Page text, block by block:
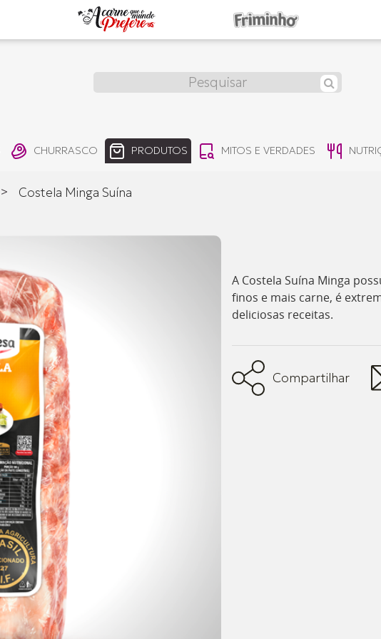
CHURRASCO PRODUTOS MITOS E VERDADES
> Costela Minga Suína
A Costela Suína Minga
finos e mais carne, é
deliciosas receitas.
Compartilhar